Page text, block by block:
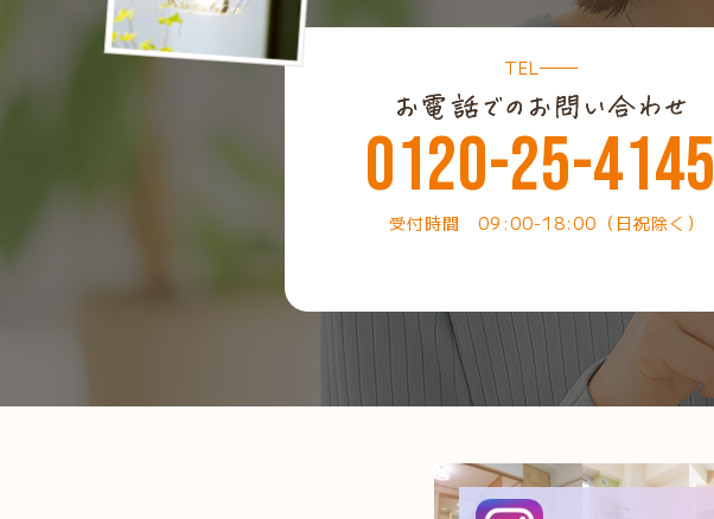
TEL
0120-25-4145
受付時間 09:00-18:00（日祝除く）